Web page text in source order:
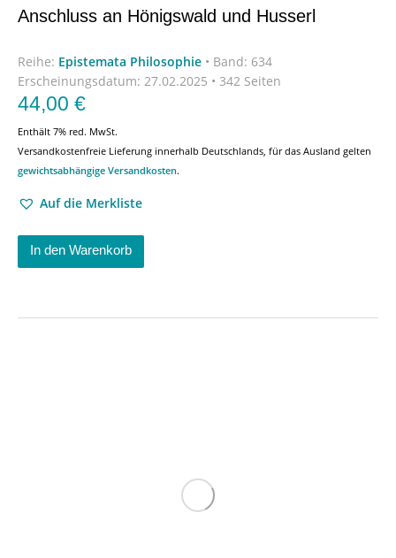
Anschluss an Hönigswald und Husserl
Reihe: Epistemata Philosophie • Band: 634
Erscheinungsdatum: 27.02.2025 • 342 Seiten
44,00 €
Enthält 7% red. MwSt.
Versandkostenfreie Lieferung innerhalb Deutschlands, für das Ausland gelten
gewichtsabhängige Versandkosten.
Auf die Merkliste
In den Warenkorb